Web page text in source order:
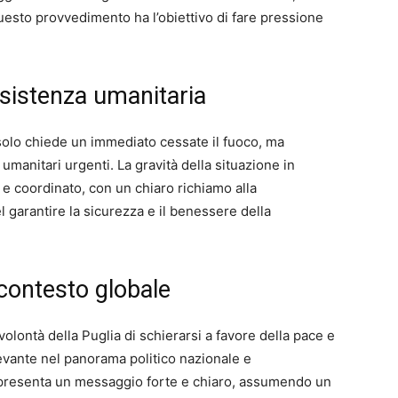
provvedimento ha l’obiettivo di fare pressione
umanitaria
chiede un immediato cessate il fuoco, ma
urgenti. La gravità della situazione in
coordinato, con un chiaro richiamo alla
la sicurezza e il benessere della
globale
della Puglia di schierarsi a favore della pace e
nel panorama politico nazionale e
un messaggio forte e chiaro, assumendo un